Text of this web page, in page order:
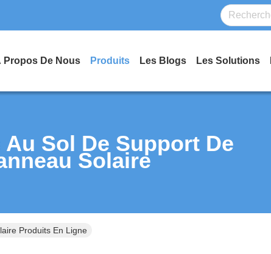
Propos De Nous Produits Les Blogs Les Solutions
Sol De Support De
Solaire
Produits En Ligne